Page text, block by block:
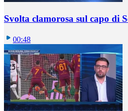
Svolta clamorosa sul capo di
00:48